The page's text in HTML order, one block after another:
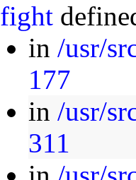
fight
in /usr/
177
in /usr/
311